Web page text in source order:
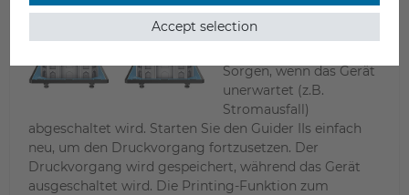
Drucken fortsetzen
Sorgen, wenn das Gerät
unerwartet (z.B.
Stromausfall)
abgeschaltet wird. Starten Sie den Guider IIs einfach
neu, um den Druckvorgang fortzusetzen. Der
Druckvorgang wird gespeichert, während das Gerät
ausgeschaltet wird. Die Printing-Funktion zum
Accept selection